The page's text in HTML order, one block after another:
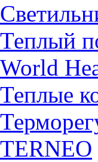
Теплый
World
Теплые
TERNEO